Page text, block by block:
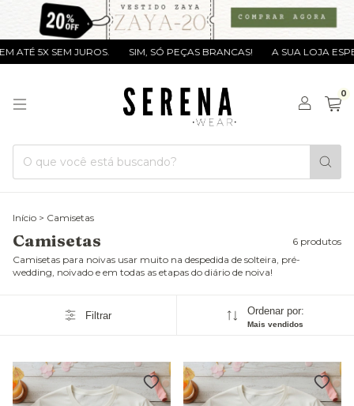
5X SEM JUROS. SIM, SÓ PEÇAS BRANCAS! A SUA LOJA
0
Início > Camisetas
Camisetas
6 produtos
Camisetas para noivas usar muito na despedida de solteira, pré-
wedding, noivado e em todas as etapas do diário de noiva!
Filtrar Ordenar por:
Mais vendidos